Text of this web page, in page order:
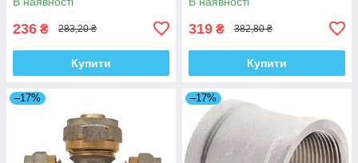
236 ₴ 283,20 ₴
Купити
319 ₴ 382,80 ₴
Купити
–17% –17%